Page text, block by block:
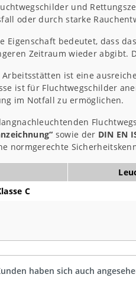
und
oder durch starke
Eigenschaft bedeutet, dass
Zeitraum wieder abgibt.
Arbeitsstätten ist eine
ist für Fluchtwegschilder
im Notfall zu ermöglichen.
sowie der DIN EN
normgerechte
C
haben sich auch